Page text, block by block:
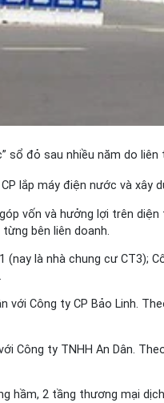
sổ đỏ sau nhiều năm do
lắp máy điện nước và
vốn và hưởng lợi trên
bên liên doanh.
là nhà chung cư
Công ty CP Bảo Linh.
Công ty TNHH An Dân.
2 tầng thương mại